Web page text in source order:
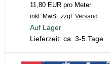
11,80 EUR pro Meter
inkl. MwSt. zzgl. Versand
Auf Lager
Lieferzeit: ca. 3-5 Tage